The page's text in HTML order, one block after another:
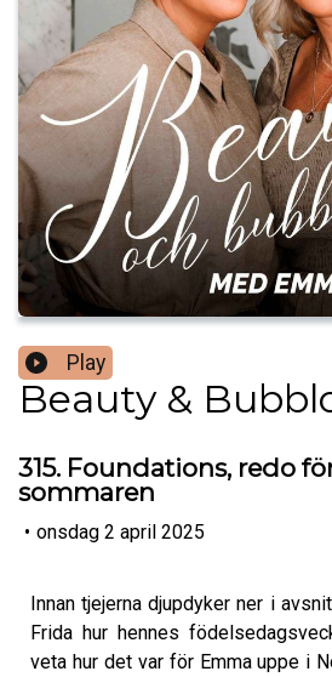
Play
Beauty &
315. Foundations, redo
sommaren
• onsdag 2 april 2025
Innan tjejerna djupdyker ner i
Frida hur hennes
veta hur det var för Emma uppe i